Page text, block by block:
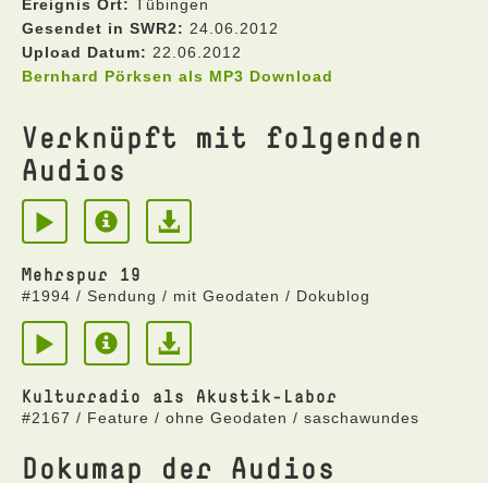
Ereignis Ort: Tübingen
Gesendet in SWR2: 24.06.2012
Upload Datum: 22.06.2012
Bernhard Pörksen als MP3 Download
Verknüpft mit folgenden
Audios
Mehrspur 19
#1994 / Sendung / mit Geodaten / Dokublog
Kulturradio als Akustik-Labor
#2167 / Feature / ohne Geodaten / saschawundes
Dokumap der Audios